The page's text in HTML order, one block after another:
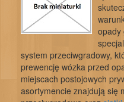
opady
system przeciwgradowy,
prewencję wózka przed
miejscach postojowych
asortymencie znajdują się